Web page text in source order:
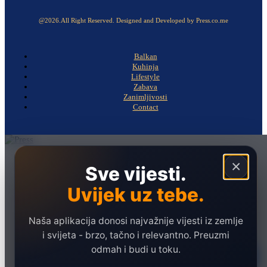
@2026.All Right Reserved. Designed and Developed by Press.co.me
Balkan
Kuhinja
Lifestyle
Zabava
Zanimljivosti
Contact
×
Sve vijesti.
Uvijek uz tebe.
Naša aplikacija donosi najvažnije vijesti iz zemlje
i svijeta - brzo, tačno i relevantno. Preuzmi
odmah i budi u toku.
Ekonomija